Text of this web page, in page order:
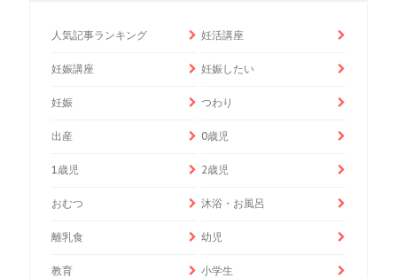
人気記事ランキング 妊活講座
妊娠講座 妊娠したい
妊娠 つわり
出産 0歳児
1歳児 2歳児
おむつ 沐浴・お風呂
離乳食 幼児
教育 小学生